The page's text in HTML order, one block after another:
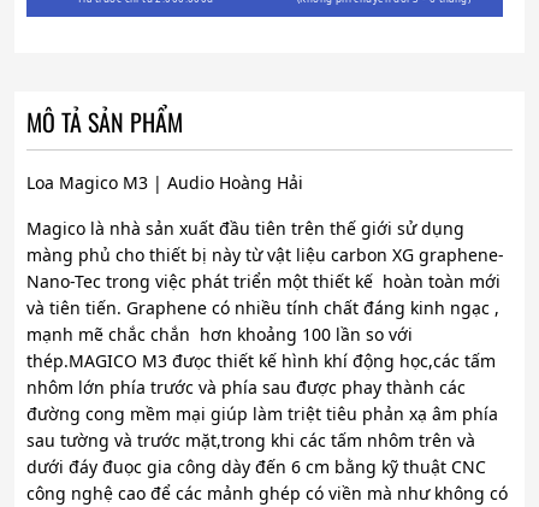
MÔ TẢ SẢN PHẨM
Loa Magico M3 | Audio Hoàng Hải
Magico là nhà sản xuất đầu tiên trên thế giới sử dụng
màng phủ cho thiết bị này từ vật liệu carbon XG graphene-
Nano-Tec trong việc phát triển một thiết kế hoàn toàn mới
và tiên tiến. Graphene có nhiều tính chất đáng kinh ngạc ,
mạnh mẽ chắc chắn hơn khoảng 100 lần so với
thép.MAGICO M3 đưọc thiết kế hình khí động học,các tấm
nhôm lớn phía trước và phía sau được phay thành các
đường cong mềm mại giúp làm triệt tiêu phản xạ âm phía
sau tường và trước mặt,trong khi các tấm nhôm trên và
dưới đáy đuọc gia công dày đến 6 cm bằng kỹ thuật CNC
công nghệ cao để các mảnh ghép có viền mà như không có